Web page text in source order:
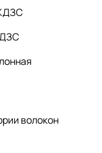
волокон